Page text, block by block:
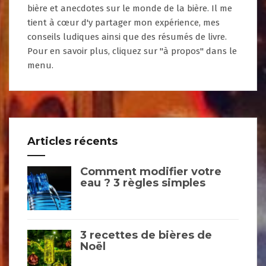
bière et anecdotes sur le monde de la bière. Il me
tient à cœur d'y partager mon expérience, mes
conseils ludiques ainsi que des résumés de livre.
Pour en savoir plus, cliquez sur "à propos" dans le
menu.
Articles récents
Comment modifier votre
eau ? 3 règles simples
3 recettes de bières de
Noël